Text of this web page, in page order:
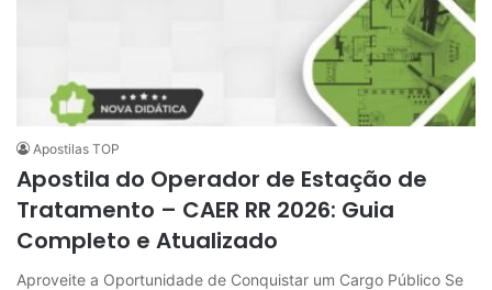
Apostilas TOP
Apostila do Operador de Estação de
Tratamento – CAER RR 2026: Guia
Completo e Atualizado
Aproveite a Oportunidade de Conquistar um Cargo Público Se